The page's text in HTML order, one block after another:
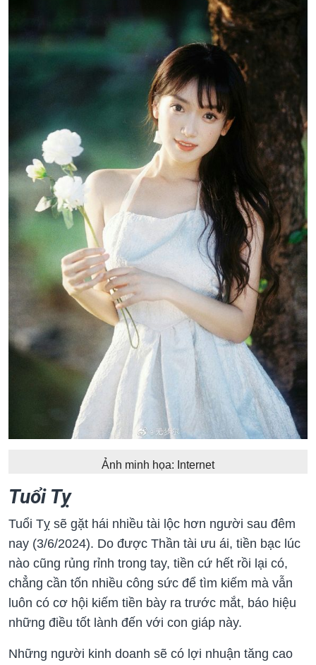
Ảnh minh họa: Internet
Tuổi Tỵ
Tuổi Tỵ sẽ gặt hái nhiều tài lộc hơn người sau đêm
nay (3/6/2024). Do được Thần tài ưu ái, tiền bạc lúc
nào cũng rủng rỉnh trong tay, tiền cứ hết rồi lại có,
chẳng cần tốn nhiều công sức để tìm kiếm mà vẫn
luôn có cơ hội kiếm tiền bày ra trước mắt, báo hiệu
những điều tốt lành đến với con giáp này.
Những người kinh doanh sẽ có lợi nhuận tăng cao